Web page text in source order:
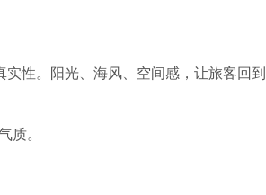
性。阳光、海风、空间感，让旅客回到
。